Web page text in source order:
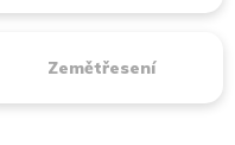
Zemětřesení